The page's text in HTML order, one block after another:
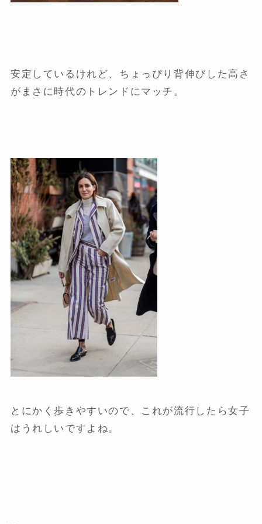
安定しているけれど、ちょっぴり背伸びした高さ
がまさに時代のトレンドにマッチ。
とにかく歩きやすいので、これが流行したら女子
はうれしいですよね。